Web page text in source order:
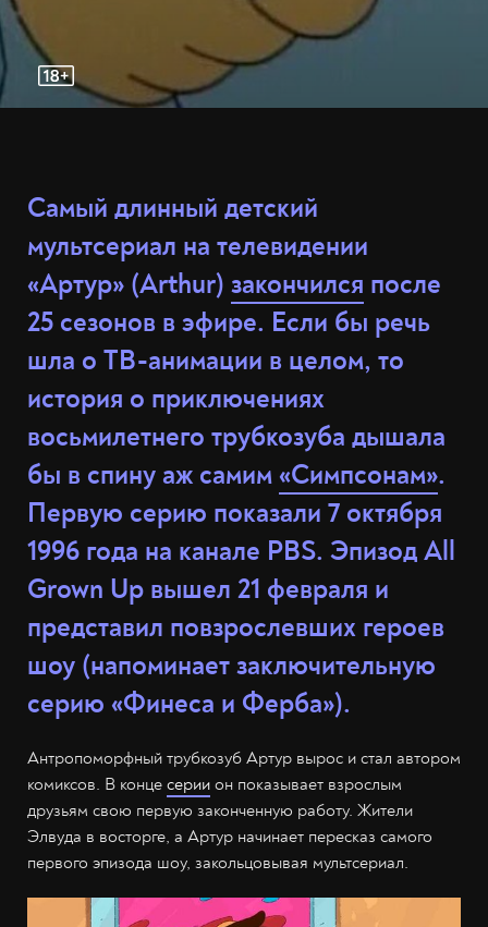
Самый длинный детский
мультсериал на телевидении
«Артур» (Arthur) закончился после
25 сезонов в эфире. Если бы речь
шла о ТВ-анимации в целом, то
история о приключениях
восьмилетнего трубкозуба дышала
бы в спину аж самим«Симпсонам».
Первую серию показали 7 октября
1996 года на канале PBS. Эпизод All
Grown Up вышел 21 февраля и
представил повзрослевших героев
шоу (напоминает заключительную
серию «Финеса и Ферба»).
Антропоморфный трубкозуб Артур вырос и стал автором
комиксов. В конце серии он показывает взрослым
друзьям свою первую законченную работу. Жители
Элвуда в восторге, а Артур начинает пересказ самого
первого эпизода шоу, закольцовывая мультсериал.